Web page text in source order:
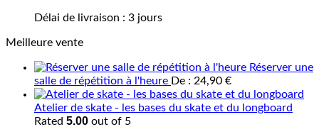
Délai de livraison : 3 jours
Meilleure vente
Réserver une
salle de répétition à l'heure De : 24,90 €
Atelier de skate - les bases du skate et du longboard
Rated 5.00 out of 5